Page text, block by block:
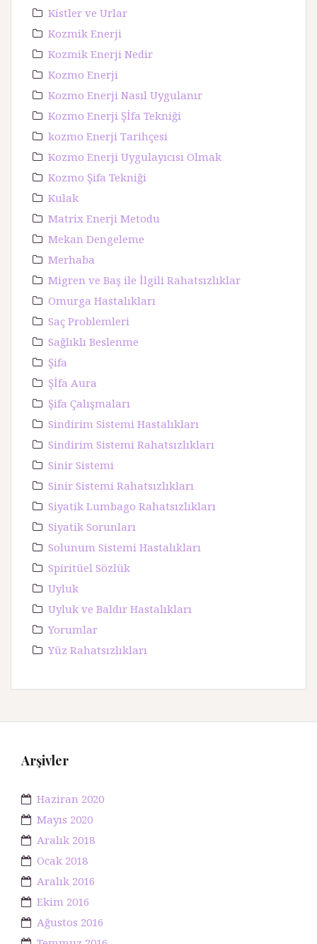
Kistler ve Urlar
Kozmik Enerji
Kozmik Enerji Nedir
Kozmo Enerji
Kozmo Enerji Nasıl Uygulanır
Kozmo Enerji Şİfa Tekniği
kozmo Enerji Tarihçesi
Kozmo Enerji Uygulayıcısı Olmak
Kozmo Şifa Tekniği
Kulak
Matrix Enerji Metodu
Mekan Dengeleme
Merhaba
Migren ve Baş ile İlgili Rahatsızlıklar
Omurga Hastalıkları
Saç Problemleri
Sağlıklı Beslenme
Şifa
Şİfa Aura
Şifa Çalışmaları
Sindirim Sistemi Hastalıkları
Sindirim Sistemi Rahatsızlıkları
Sinir Sistemi
Sinir Sistemi Rahatsızlıkları
Siyatik Lumbago Rahatsızlıkları
Siyatik Sorunları
Solunum Sistemi Hastalıkları
Spiritüel Sözlük
Uyluk
Uyluk ve Baldır Hastalıkları
Yorumlar
Yüz Rahatsızlıkları
Arşivler
Haziran 2020
Mayıs 2020
Aralık 2018
Ocak 2018
Aralık 2016
Ekim 2016
Ağustos 2016